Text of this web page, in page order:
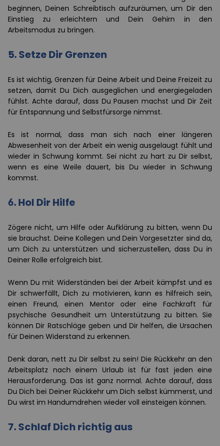
beginnen, Deinen Schreibtisch aufzuräumen, um Dir den
Einstieg zu erleichtern und Dein Gehirn in den
Arbeitsmodus zu bringen.
5.Setze Dir Grenzen
Es ist wichtig, Grenzen für Deine Arbeit und Deine Freizeit zu
setzen, damit Du Dich ausgeglichen und energiegeladen
fühlst. Achte darauf, dass Du Pausen machst und Dir Zeit
für Entspannung und Selbstfürsorge nimmst.
Es ist normal, dass man sich nach einer längeren
Abwesenheit von der Arbeit ein wenig ausgelaugt fühlt und
wieder in Schwung kommt. Sei nicht zu hart zu Dir selbst,
wenn es eine Weile dauert, bis Du wieder in Schwung
kommst.
6.Hol Dir Hilfe
Zögere nicht, um Hilfe oder Aufklärung zu bitten, wenn Du
sie brauchst. Deine Kollegen und Dein Vorgesetzter sind da,
um Dich zu unterstützen und sicherzustellen, dass Du in
Deiner Rolle erfolgreich bist.
Wenn Du mit Widerständen bei der Arbeit kämpfst und es
Dir schwerfällt, Dich zu motivieren, kann es hilfreich sein,
einen Freund, einen Mentor oder eine Fachkraft für
psychische Gesundheit um Unterstützung zu bitten. Sie
können Dir Ratschläge geben und Dir helfen, die Ursachen
für Deinen Widerstand zu erkennen.
Denk daran, nett zu Dir selbst zu sein! Die Rückkehr an den
Arbeitsplatz nach einem Urlaub ist für fast jeden eine
Herausforderung. Das ist ganz normal. Achte darauf, dass
Du Dich bei Deiner Rückkehr um Dich selbst kümmerst, und
Du wirst im Handumdrehen wieder voll einsteigen können.
7.Schlaf Dich richtig aus